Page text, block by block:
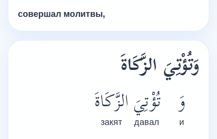
совершал молитвы,
وَتُؤْتِيَ الزَّكَاةَ
وَ
и
تُؤْتِيَ
давал
الزَّكَاةَ
закят